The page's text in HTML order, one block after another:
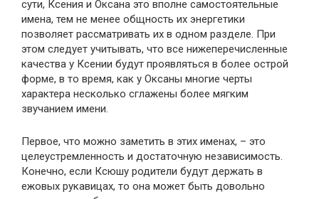
сути, Ксения и Оксана это вполне самостоятельные
имена, тем не менее общность их энергетики
позволяет рассматривать их в одном разделе. При
этом следует учитывать, что все нижеперечисленные
качества у Ксении будут проявляться в более острой
форме, в то время, как у Оксаны многие черты
характера несколько сглажены более мягким
звучанием имени.
Первое, что можно заметить в этих именах, – это
целеустремленность и достаточную независимость.
Конечно, если Ксюшу родители будут держать в
ежовых рукавицах, то она может быть довольно